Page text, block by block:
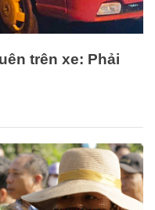
trên xe: Phải